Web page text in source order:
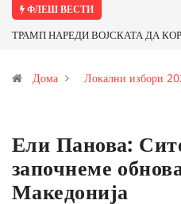
ФЛЕШ ВЕСТИ
ТРАМП НАРЕДИ ВОЈСКАТА ДА
Иловица и со антимонот?
Дома Локални избори
Ели Панова:
започнеме
Македонија